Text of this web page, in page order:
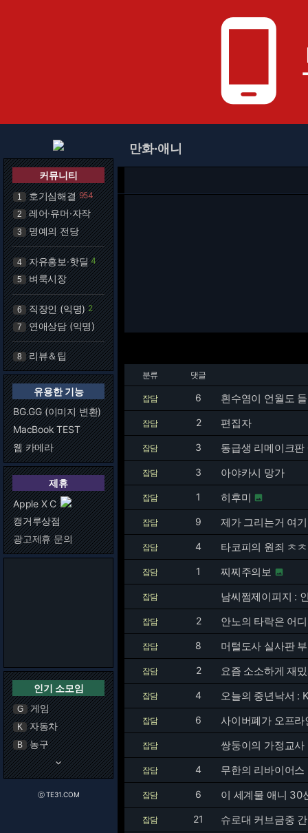
phone_android
커뮤니티
1 호기심해결 954
2 레어·유머·자작
3 명예의 전당
4 자유홍보·핫딜 4
5 벼룩시장
6 직장인 (익명) 2
7 연애상담 (익명)
8 리뷰＆팁
유용한 기능
BG.GG (이미지 변환)
MacBook TEST
웹 카메라
제휴
Apple X C
캥거루상점
광고제휴 문의
인기 소모임
G 게임
K 자동차
B 농구
keyboard_arrow_down
ⓒ TE31.COM
만화·애니
분류 댓글
잡담 6 흰수염이 언월도
잡담 2 편집자
잡담 3 동급생 리메이크
잡담 3 아야카시 망가
잡담 1 히후미 
잡담 9 제가 그리는거 여
잡담 4 타코피의 원죄 ㅊㅊ
잡담 1 찌찌주의보 
잡담 남씨쩜제이피지 :
잡담 2 안노의 타락은 어
잡담 8 머털도사 실사판
잡담 2 요즘 소소하게 재
잡담 4 오늘의 중년낙서 :
잡담 6 사이버폐가 오프
잡담 쌍둥이의 가정교사
잡담 4 무한의 리바이어스
잡담 6 이 세계물 애니 30
잡담 21